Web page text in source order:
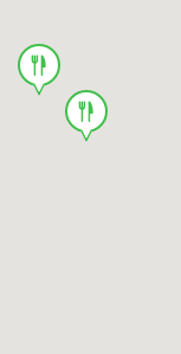
food
food